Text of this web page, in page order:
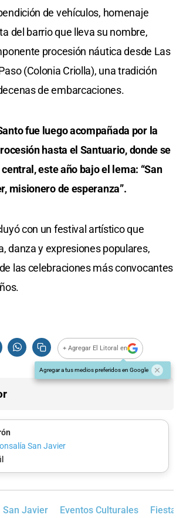
de vehículos, homenaje
del barrio que lleva su nombre,
procesión náutica desde Las
(Colonia Criolla), una tradición
de embarcaciones.
fue luego acompañada por la
hasta el Santuario, donde se
este año bajo el lema: “San
misionero de esperanza”.
con un festival artístico que
danza y expresiones populares,
las celebraciones más convocantes
+ Agregar El Litoral en
Agregar a tus medios preferidos en Google
San Javier
San Javier Eventos Culturales